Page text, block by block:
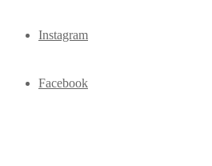
Instagram
Facebook